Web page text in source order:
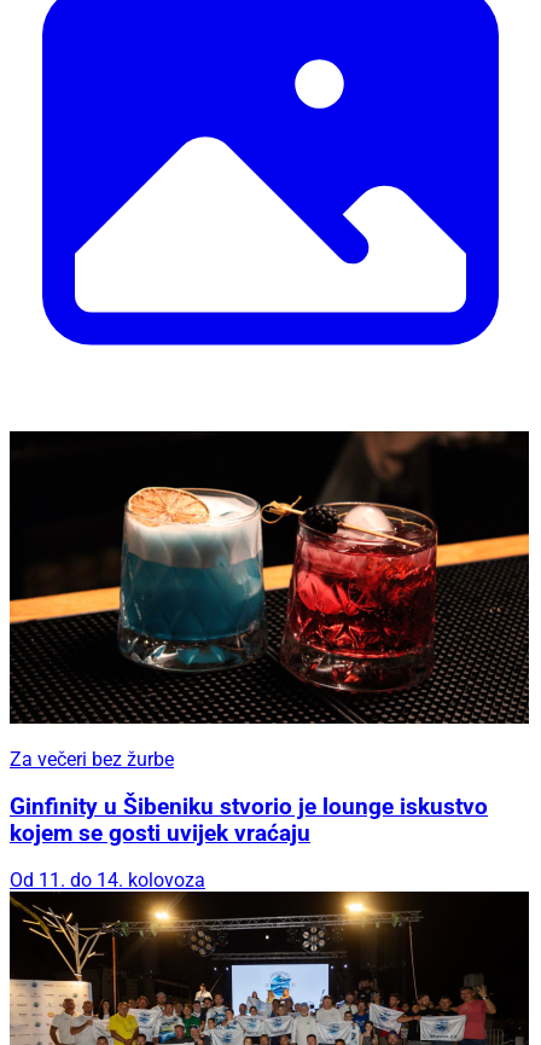
Za večeri bez žurbe
Ginfinity u Šibeniku stvorio je lounge iskustvo
kojem se gosti uvijek vraćaju
Od 11. do 14. kolovoza